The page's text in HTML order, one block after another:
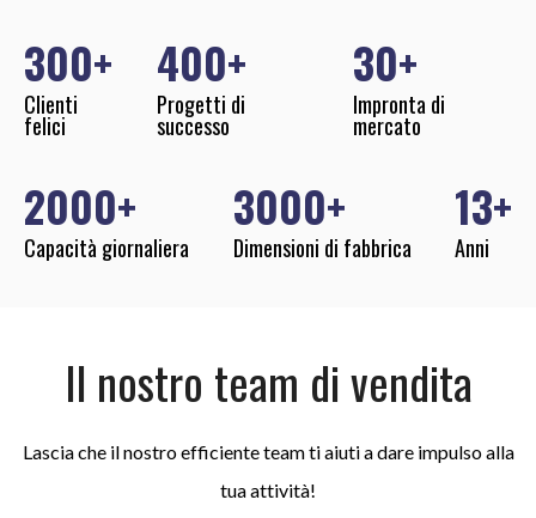
300
Clienti
felici
400
Progetti di
successo
30
Impronta di
mercato
2000
Capacità giornaliera
3000
Dimensioni di fabbrica
13
Anni
Il nostro team di vendita
Lascia che il nostro efficiente team ti aiuti a dare impulso alla
tua attività!